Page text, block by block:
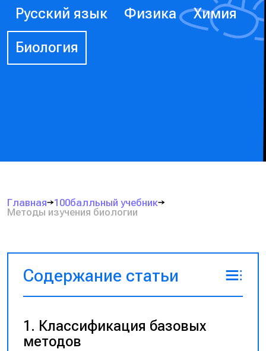
Русский язык Физика Химия
Биология
Главная
100балльный учебник
Методы изучения биологии
Содержание статьи
Классификация базовых
методов